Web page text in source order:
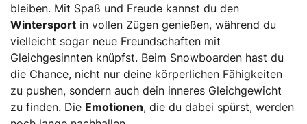
bleiben. Mit Spaß und Freude kannst du den
Wintersport in vollen Zügen genießen, während du
vielleicht sogar neue Freundschaften mit
Gleichgesinnten knüpfst. Beim Snowboarden hast du
die Chance, nicht nur deine körperlichen Fähigkeiten
zu pushen, sondern auch dein inneres Gleichgewicht
zu finden. Die Emotionen, die du dabei spürst, werden